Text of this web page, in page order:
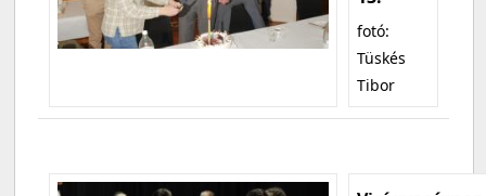
fotó:
Tüskés
Tibor